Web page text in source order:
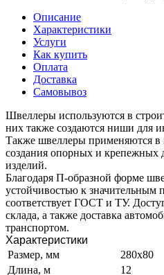
Описание
Характеристики
Услуги
Как купить
Оплата
Доставка
Самовывоз
Швеллеры используются в
них также создаются ниши для
Также швеллеры применяются в
создания опорных и крепежных
изделий.
Благодаря П-образной форме
устойчивостью к значительным
соответствует ГОСТ и ТУ.
склада, а также доставка
транспортом.
Характеристики
Размер, мм
280х80
Длина, м
12